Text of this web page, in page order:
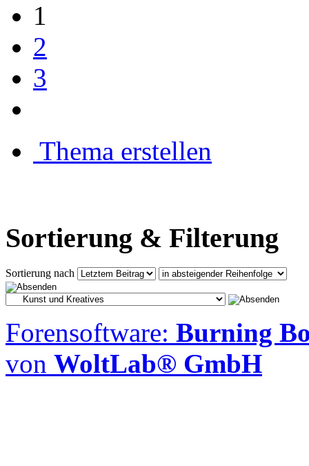
1
2
3
Thema erstellen
Sortierung & Filterung
Sortierung nach
Forensoftware: Burning
von WoltLab® GmbH